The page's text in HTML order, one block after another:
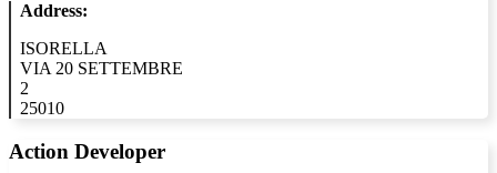
Address:
ISORELLA
VIA 20 SETTEMBRE
2
25010
Action Developer